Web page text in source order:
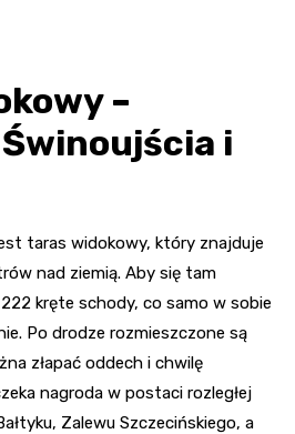
–
i
taras widokowy, który znajduje
nad ziemią. Aby się tam
kręte schody, co samo w sobie
Po drodze rozmieszczone są
złapać oddech i chwilę
nagroda w postaci rozległej
Zalewu Szczecińskiego, a